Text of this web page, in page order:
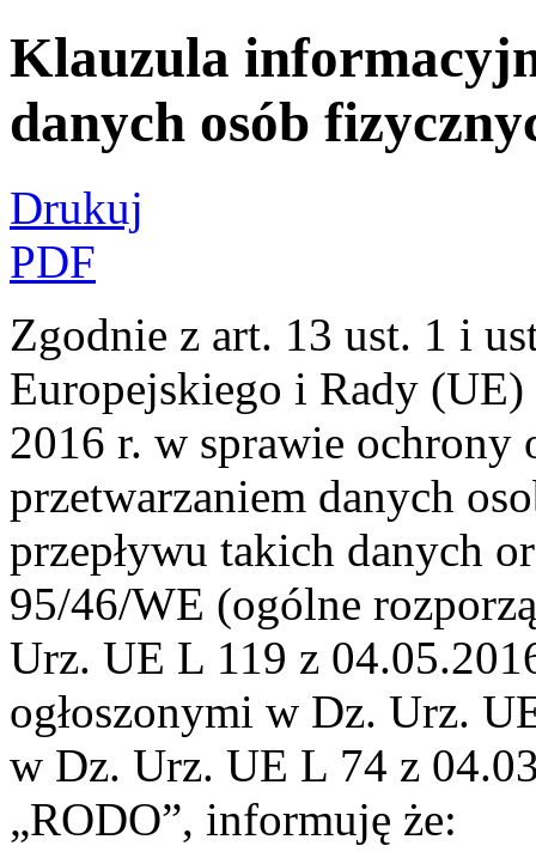
Klauzula
danych osób
Drukuj
PDF
Zgodnie z art. 13 ust. 1 i
Europejskiego i Rady
2016 r. w sprawie
przetwarzaniem danych
przepływu takich danych
95/46/WE (ogólne
Urz. UE L 119 z
ogłoszonymi w Dz. Urz.
w Dz. Urz. UE L 74 z
„RODO”, informuję że: